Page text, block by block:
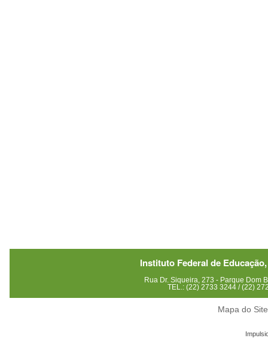
Instituto Federal de
Rua Dr. Siqueira, 273 - Parque Dom
TEL.: (22) 2733 3244 / (22)
Mapa do Site